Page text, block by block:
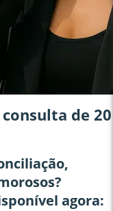
de 20
agora: